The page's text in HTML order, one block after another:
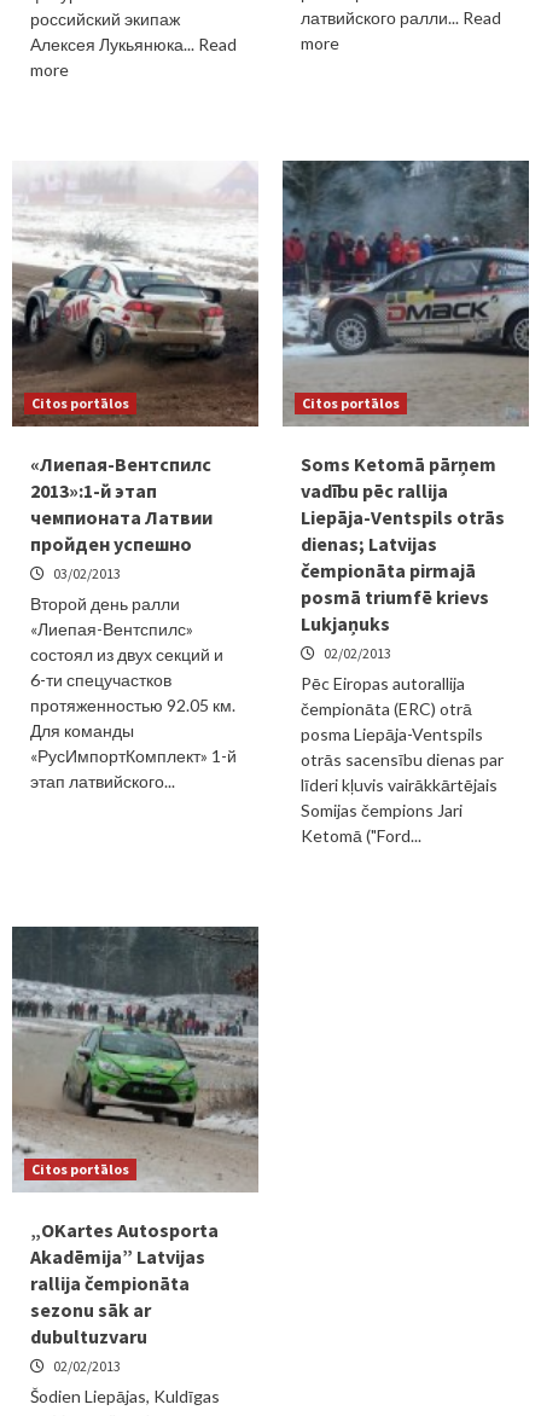
российский экипаж
Алексея Лукьянюка... Read
more
латвийского ралли... Read
more
Citos portālos
«Лиепая-Вентспилс
2013»:1-й этап
чемпионата Латвии
пройден успешно
03/02/2013
Второй день ралли
«Лиепая-Вентспилс»
состоял из двух секций и
6-ти спецучастков
протяженностью 92.05 км.
Для команды
«РусИмпортКомплект» 1-й
этап латвийского...
Citos portālos
Soms Ketomā pārņem
vadību pēc rallija
Liepāja-Ventspils otrās
dienas; Latvijas
čempionāta pirmajā
posmā triumfē krievs
Lukjaņuks
02/02/2013
Pēc Eiropas autorallija
čempionāta (ERC) otrā
posma Liepāja-Ventspils
otrās sacensību dienas par
līderi kļuvis vairākkārtējais
Somijas čempions Jari
Ketomā ("Ford...
Citos portālos
„OKartes Autosporta
Akadēmija” Latvijas
rallija čempionāta
sezonu sāk ar
dubultuzvaru
02/02/2013
Šodien Liepājas, Kuldīgas